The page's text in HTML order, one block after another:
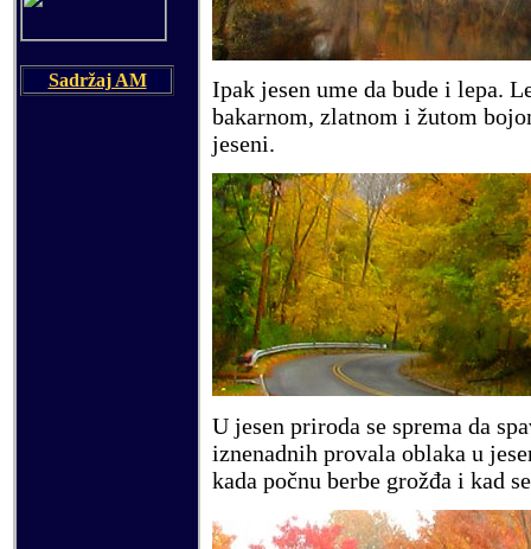
Sadržaj AM
Ipak jesen ume da bude i lepa.
bakarnom, zlatnom i žutom
jeseni.
U jesen priroda se sprema da
iznenadnih provala oblaka u
kada počnu berbe grožđa i kad